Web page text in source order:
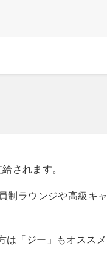
されます。
制ラウンジや高級キャ
は「ジー」もオススメ